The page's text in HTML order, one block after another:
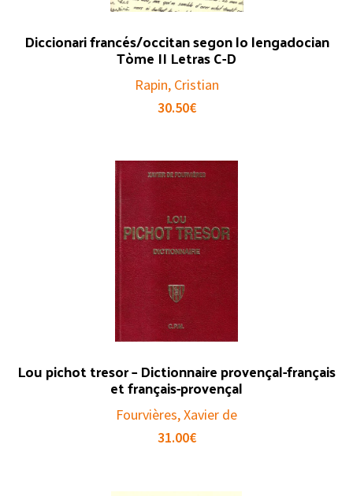
Diccionari francés/occitan segon lo lengadocian
Tòme II Letras C-D
Rapin, Cristian
30.50€
Lou pichot tresor – Dictionnaire provençal-français
et français-provençal
Fourvières, Xavier de
31.00€